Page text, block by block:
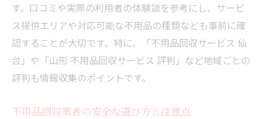
法
不用品回収で安心できる料金体系の選び方
不用品回収業者の相場比較と賢い依頼方法
無料回収の実態と安全な利用ポイント
不用品回収の無料サービスを安全に使うコ
す。口コミや実際の利用者の体験談を参考にし、サービ
ス提供エリアや対応可能な不用品の種類なども事前に確
認することが大切です。特に、「不用品回収サービス 仙
台」や「山形 不用品回収サービス 評判」など地域ごとの
評判も情報収集のポイントです。
不用品回収業者の安全な選び方と注意点